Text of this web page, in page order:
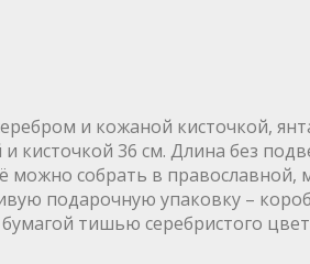
и кожаной кисточкой,
кисточкой 36 см. Длина без
можно собрать в
подарочную упаковку –
тишью серебристого